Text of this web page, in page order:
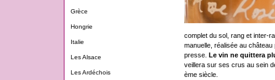
Grèce
Hongrie
Italie
Les Alsace
Les Ardéchois
complet du sol, rang et inter-
manuelle, réalisée au
presse. Le vin ne quittera
veillera sur ses crus au sein
ème siècle.